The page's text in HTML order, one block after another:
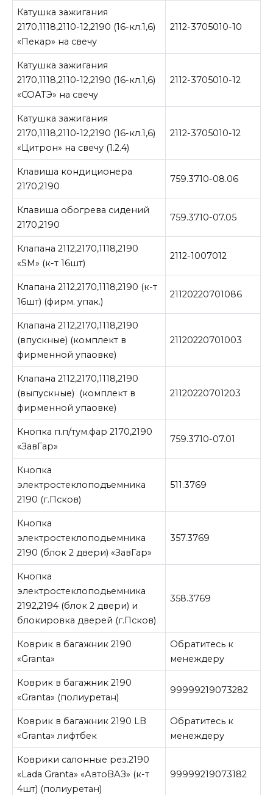
Катушка зажигания
2170,1118,2110-12,2190 (16-кл.1,6)
«Пекар» на свечу
2112-3705010-10
Катушка зажигания
2170,1118,2110-12,2190 (16-кл.1,6)
«СОАТЭ» на свечу
2112-3705010-12
Катушка зажигания
2170,1118,2110-12,2190 (16-кл.1,6)
«Цитрон» на свечу (1.2.4)
2112-3705010-12
Клавиша кондиционера
2170,2190
759.3710-08.06
Клавиша обогрева сидений
2170,2190
759.3710-07.05
Клапана 2112,2170,1118,2190
«SM» (к-т 16шт)
2112-1007012
Клапана 2112,2170,1118,2190 (к-т
16шт) (фирм. упак.)
21120220701086
Клапана 2112,2170,1118,2190
(впускные) (комплект в
фирменной упаовке)
21120220701003
Клапана 2112,2170,1118,2190
(выпускные) (комплект в
фирменной упаовке)
21120220701203
Кнопка п.п/тум.фар 2170,2190
«ЗавГар»
759.3710-07.01
Кнопка
электростеклоподъемника
2190 (г.Псков)
511.3769
Кнопка
электростеклоподьемника
2190 (блок 2 двери) «ЗавГар»
357.3769
Кнопка
электростеклоподьемника
2192,2194 (блок 2 двери) и
блокировка дверей (г.Псков)
358.3769
Коврик в багажник 2190
«Granta»
Обратитесь к
менеждеру
Коврик в багажник 2190
«Granta» (полиуретан)
99999219073282
Коврик в багажник 2190 LB
«Granta» лифтбек
Обратитесь к
менеждеру
Коврики салонные рез.2190
«Lada Granta» «АвтоВАЗ» (к-т
4шт) (полиуретан)
99999219073182